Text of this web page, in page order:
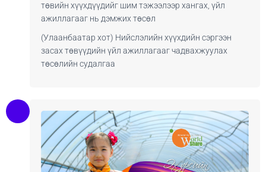
төвийн хүүхдүүдийг шим тэжээлээр хангах, үйл
ажиллагааг нь дэмжих төсөл
(Улаанбаатар хот) Нийслэлийн хүүхдийн сэргээн
засах төвүүдийн үйл ажиллагааг чадвахжуулах
төсөлийн судалгаа